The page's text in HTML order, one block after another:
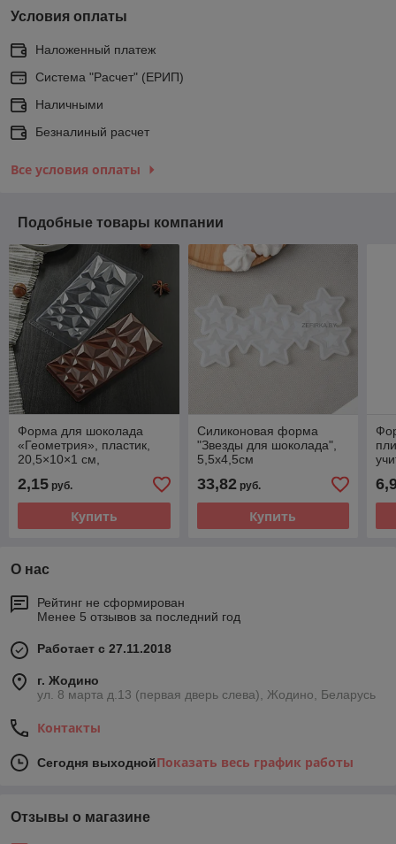
Условия оплаты
Наложенный платеж
Система "Расчет" (ЕРИП)
Наличными
Безналиный расчет
Все условия оплаты
Подобные товары компании
Форма для шоколада
«Геометрия», пластик,
20,5×10×1 см,
2,15 руб.
Купить
Силиконовая форма
"Звезды для шоколада",
5,5х4,5см
33,82руб.
Купить
О нас
Рейтинг не сформирован
Менее 5 отзывов за последний год
Работает с 27.11.2018
г. Жодино
ул. 8 марта д.13 (первая дверь слева), Жодино, Беларусь
Контакты
Сегодня выходнойПоказать весь график работы
Отзывы о магазине